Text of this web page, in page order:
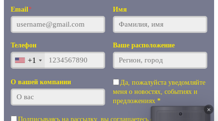
Email* Имя
Телефон
+1
Ваше расположение
О вашей компании
Да, пожалуйста уведомляйте
меня о новостях, событиях и
предложениях *
Подписываясь на рассылку, вы соглашаетесь с
×